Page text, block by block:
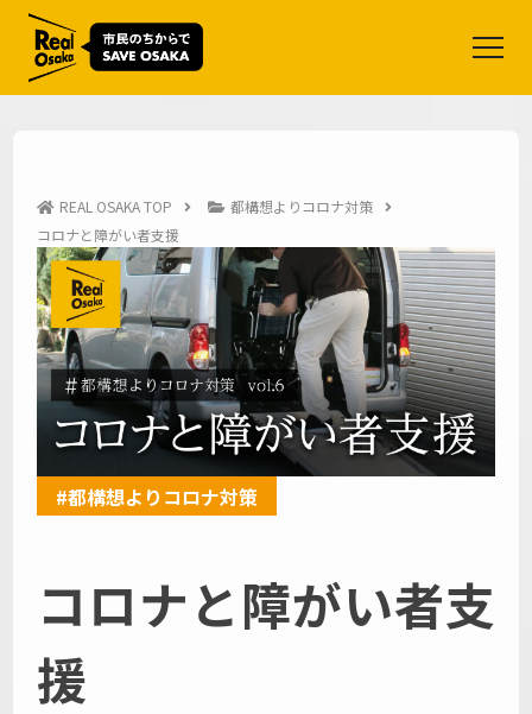
IR計画
このまま進めていいの？大阪IR計画
今なら救えるコロナウイルス感染対策の危機
今なら止められるIR・カジノ誘致の危機
今なら変えられる広域行政一元化体制の危機
大阪の未来にむけてshape the REALVISION
メッセージ
IRカジノ関連議案の
けてのREAL OSAKA声明
REAL OSAKA TOP
都構想よりコロナ対策
コロナと障がい者支援
#都構想よりコロナ対策
コロナと障がい者支
援